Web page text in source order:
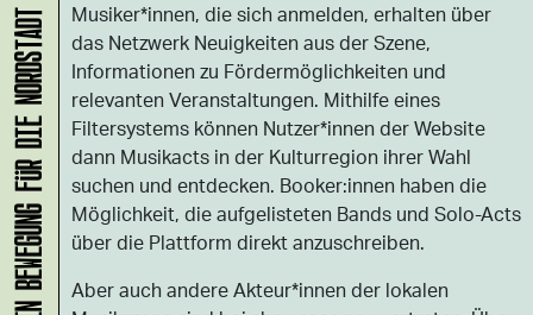
Musiker*innen, die sich anmelden, erhalten über
das Netzwerk Neuigkeiten aus der Szene,
Informationen zu Fördermöglichkeiten und
relevanten Veranstaltungen. Mithilfe eines
Filtersystems können Nutzer*innen der Website
dann Musikacts in der Kulturregion ihrer Wahl
suchen und entdecken. Booker:innen haben die
Möglichkeit, die aufgelisteten Bands und Solo-Acts
über die Plattform direkt anzuschreiben.
Aber auch andere Akteur*innen der lokalen